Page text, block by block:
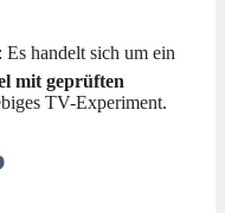
handelt sich um ein
mit geprüften
TV-Experiment.